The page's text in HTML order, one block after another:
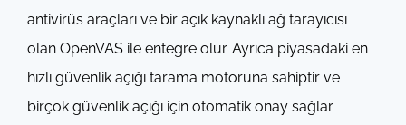
antivirüs araçları ve bir açık kaynaklı ağ tarayıcısı
olan OpenVAS ile entegre olur. Ayrıca piyasadaki en
hızlı güvenlik açığı tarama motoruna sahiptir ve
birçok güvenlik açığı için otomatik onay sağlar.